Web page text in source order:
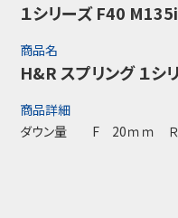
１シリーズ F40
商品名
H&R スプリング １
商品詳細
ダウン量 F 20ｍｍ